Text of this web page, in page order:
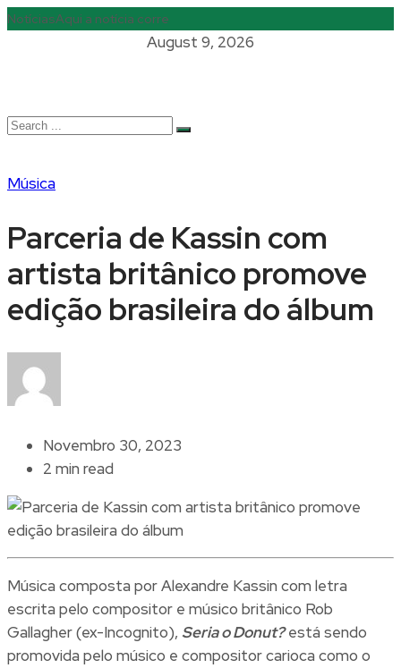
NotíciasAqui a notícia corre
August 9, 2026
Música
Parceria de Kassin com
artista britânico promove
edição brasileira do álbum
Novembro 30, 2023
2 min read
Música composta por Alexandre Kassin com letra
escrita pelo compositor e músico britânico Rob
Gallagher (ex-Incognito), Seria o Donut?está sendo
promovida pelo músico e compositor carioca como o